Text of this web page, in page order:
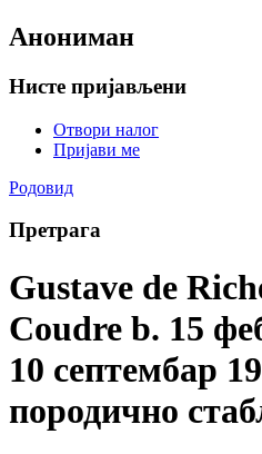
Анониман
Нисте пријављени
Отвори налог
Пријави ме
Родовид
Претрага
Gustave de
Coudre b. 15
10 септембар
породично